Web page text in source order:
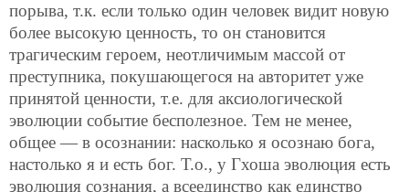
порыва, т.к. если только один человек видит новую
более высокую ценность, то он становится
трагическим героем, неотличимым массой от
преступника, покушающегося на авторитет уже
принятой ценности, т.е. для аксиологической
эволюции событие бесполезное. Тем не менее,
общее — в осознании: насколько я осознаю бога,
настолько я и есть бог. Т.о., у Гхоша эволюция есть
эволюция сознания, а всеединство как единство